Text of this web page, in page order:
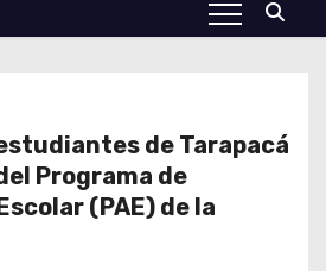
de Tarapacá
Programa de
(PAE) de la